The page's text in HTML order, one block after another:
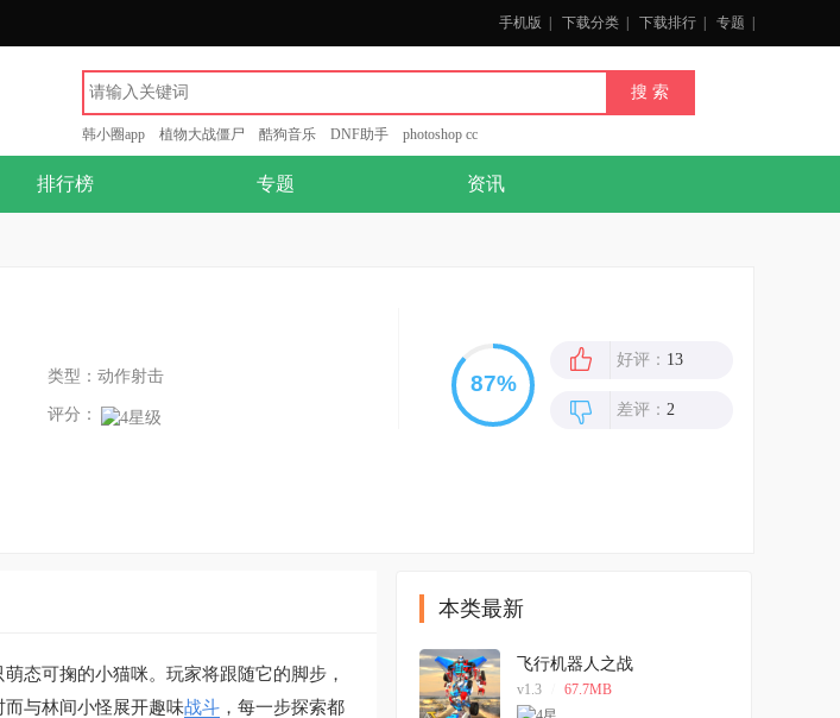
手机版 下载分类 下载排行 专题
韩小圈app 植物大战僵尸 酷狗音乐 DNF助手 photoshop cc
排行榜 专题 资讯
类型：动作射击
评分：
好评： 13
差评： 2
态可掬的小猫咪。玩家将跟随它的脚步，
与林间小怪展开趣味战斗 ，每一步探索都
本类最新
飞行机器人之战
v1.3 67.7MB